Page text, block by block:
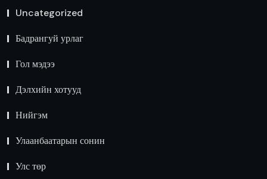
Uncategorized
Бадрангуй урлаг
Гол мэдээ
Дэлхийн хотууд
Нийгэм
Улаанбаатарын сонин
Улс төр